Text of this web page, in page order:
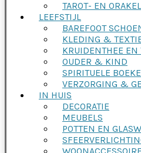
TAROT- EN
LEEFSTIJL
BAREFOOT
KLEDING &
KRUIDENTHEE EN
OUDER & KIND
SPIRITUELE
VERZORGING &
IN HUIS
DECORATIE
MEUBELS
POTTEN EN